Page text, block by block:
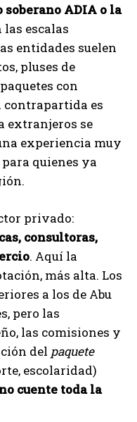
soberano ADIA o la
escalas
entidades suelen
pluses de
con
contrapartida es
extranjeros se
experiencia muy
quienes ya
privado:
consultoras,
. Aquí la
más alta. Los
a los de Abu
pero las
las comisiones y
del paquete
escolaridad)
cuente toda la